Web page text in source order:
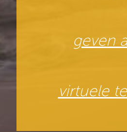
geven
virtuele